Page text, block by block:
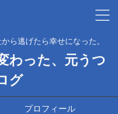
ら逃げたら幸せになった。
わった、元うつ
グ
プロフィール